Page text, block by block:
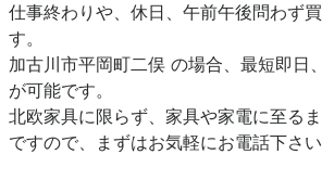
仕事終わりや、休日、午前午後問わず
す。
加古川市平岡町二俣 の場合、最短即日
が可能です。
北欧家具に限らず、家具や家電に至る
ですので、まずはお気軽にお電話下さい